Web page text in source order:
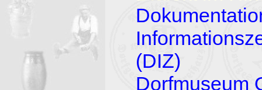
(DIZ)
Dorfmuseum